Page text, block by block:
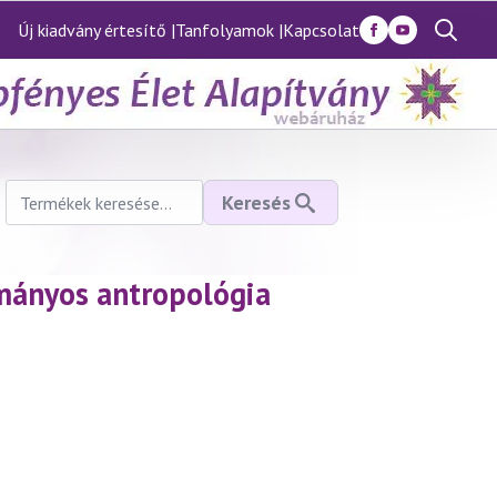
Új kiadvány értesítő |Tanfolyamok |Kapcsolat
Search
for:
Keresés
következőre:
Keresés
antropológia